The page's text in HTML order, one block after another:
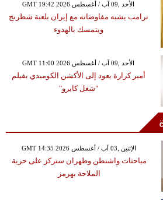
GMT 19:42 2026 الأحد ,09 آب / أغسطس
ترامب يشبه مفاوضاته مع إيران بلعبة شطرنج
ويتمسك بالهدوء
GMT 11:00 2026 الأحد ,09 آب / أغسطس
أمير كرارة يعود إلى الأكشن الكوميدي بفيلم
"شغل كايرو"
GMT 14:35 2026 الإثنين ,03 آب / أغسطس
مباحثات واشنطن وطهران ستركز على حرية
الملاحة بهرمز